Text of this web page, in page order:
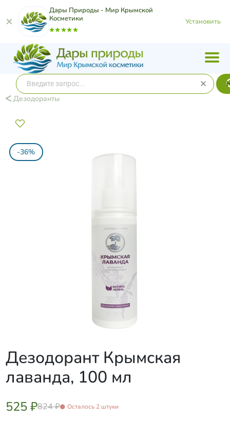
Дары Природы - Мир Крымской
Косметики
Установить
Дезодоранты
-36%
Дезодорант Крымская
лаванда, 100 мл
525 ₽824 ₽ Осталось 2 штуки